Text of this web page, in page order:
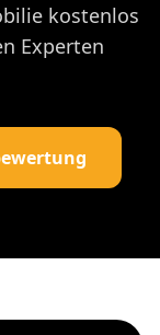
kostenlos
Experten